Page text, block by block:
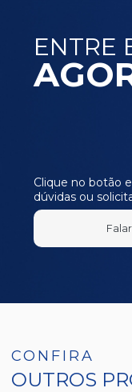
ENTRE
Clique no botão
dúvidas ou
CONFIRA
OUTROS